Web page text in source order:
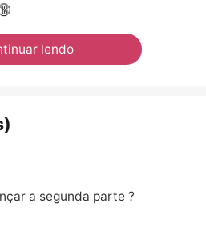
lendo
a segunda parte ?